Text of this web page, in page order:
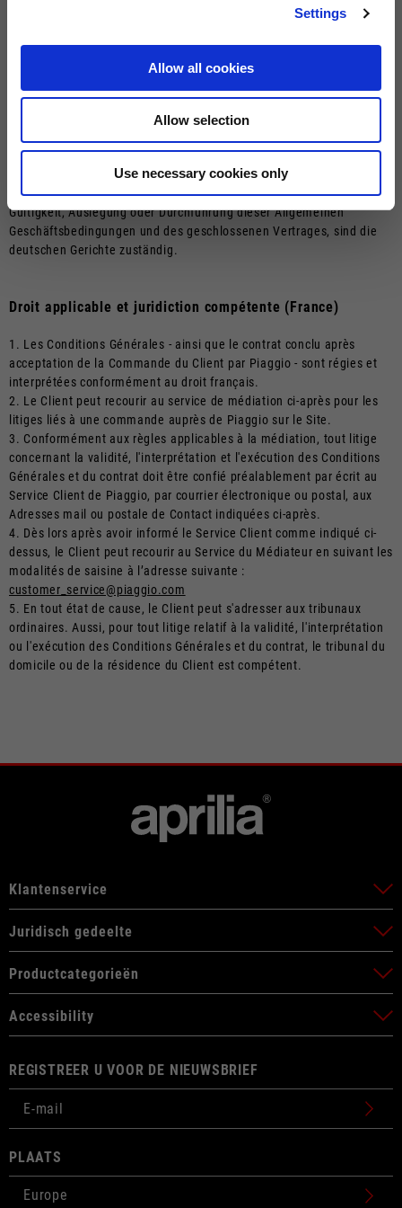
Settings
Allow all cookies
Allow selection
Use necessary cookies only
524/2013 eine Online-Streitbeilegungsplattform (OS-Plattform) für
die Online-Beilegung von Streitigkeiten eingerichtet. Die Plattform
dient als Anlaufstelle für die außergerichtliche Beilegung von
Kaufverträgen. Weitere Informationen finden Sie unter folgendem
Link: https://ec.europa.eu/consumers/odr. Piaggio ist weder bereit
Verbraucherschlichtungsstelle teilzunehmen.
3. In jedem Fall ist der Kunde berechtigt, die ordentlichen Gerichte
anzurufen. Für alle Rechtsstreitigkeiten im Zusammenhang mit der
Gültigkeit, Auslegung oder Durchführung dieser Allgemeinen
Geschäftsbedingungen und des geschlossenen Vertrages, sind die
deutschen Gerichte zuständig.
Droit applicable et juridiction compétente (France)
1. Les Conditions Générales - ainsi que le contrat conclu après
acceptation de la Commande du Client par Piaggio - sont régies et
interprétées conformément au droit français.
2. Le Client peut recourir au service de médiation ci-après pour les
litiges liés à une commande auprès de Piaggio sur le Site.
3. Conformément aux règles applicables à la médiation, tout litige
concernant la validité, l'interprétation et l'exécution des Conditions
Générales et du contrat doit être confié préalablement par écrit au
Service Client de Piaggio, par courrier électronique ou postal, aux
Adresses mail ou postale de Contact indiquées ci-après.
4. Dès lors après avoir informé le Service Client comme indiqué ci-
dessus, le Client peut recourir au Service du Médiateur en suivant les
modalités de saisine à l’adresse suivante :
customer_service@piaggio.com
5. En tout état de cause, le Client peut s'adresser aux tribunaux
ordinaires. Aussi, pour tout litige relatif à la validité, l'interprétation
ou l'exécution des Conditions Générales et du contrat, le tribunal du
domicile ou de la résidence du Client est compétent.
Klantenservice
Juridisch gedeelte
Productcategorieën
Accessibility
REGISTREER U VOOR DE NIEUWSBRIEF
PLAATS